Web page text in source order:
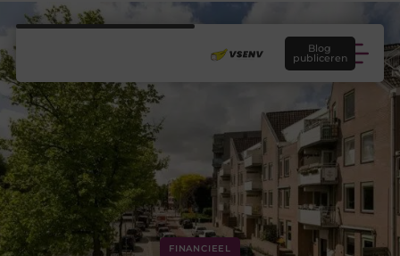
Blog
publiceren
FINANCIEEL